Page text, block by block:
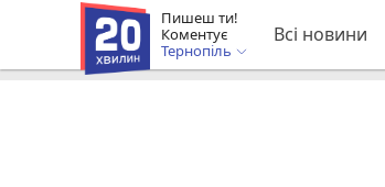
Пишеш ти!
Коментує
Тернопіль
Всі новини